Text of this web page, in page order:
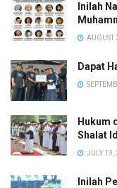
Inilah
AUGUST
Dapat
Hukum
Shalat
JULY 19,
Inilah